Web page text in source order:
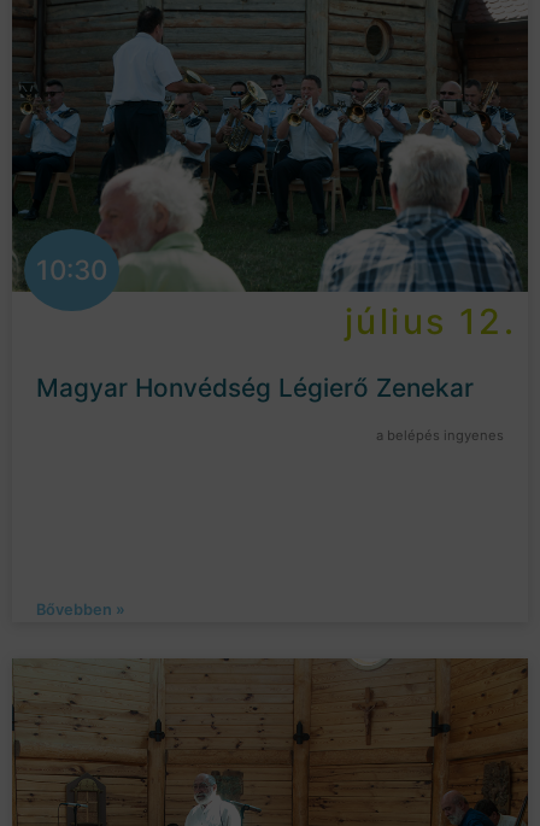
10:30
július 12.
Magyar Honvédség Légierő Zenekar
a belépés ingyenes
Bővebben »